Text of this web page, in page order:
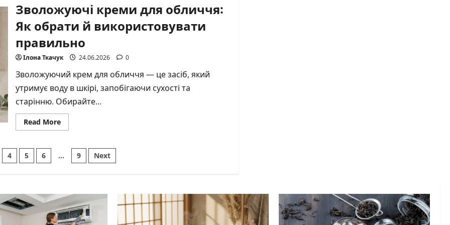
сонячних
опіках:
засоби
та
Зволожуючі креми для обличчя:
Як обрати й використовувати
правильно
Ілона Ткачук 24.06.2026 0
Зволожуючий крем для обличчя — це засіб, який
утримує воду в шкірі, запобігаючи сухості та
старінню. Обирайте...
Read MoreRead
more
креми
для
обличчя:
використовувати
правильно
4 5 6 … 9 Next